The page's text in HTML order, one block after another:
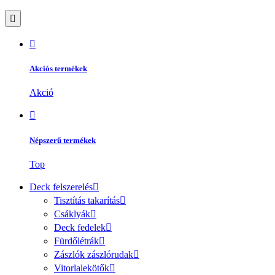
Akciós termékek
Akció
Népszerű termékek
Top
Deck felszerelés
Tisztítás takarítás
Csáklyák
Deck fedelek
Fürdőlétrák
Zászlók zászlórudak
Vitorlalekötők